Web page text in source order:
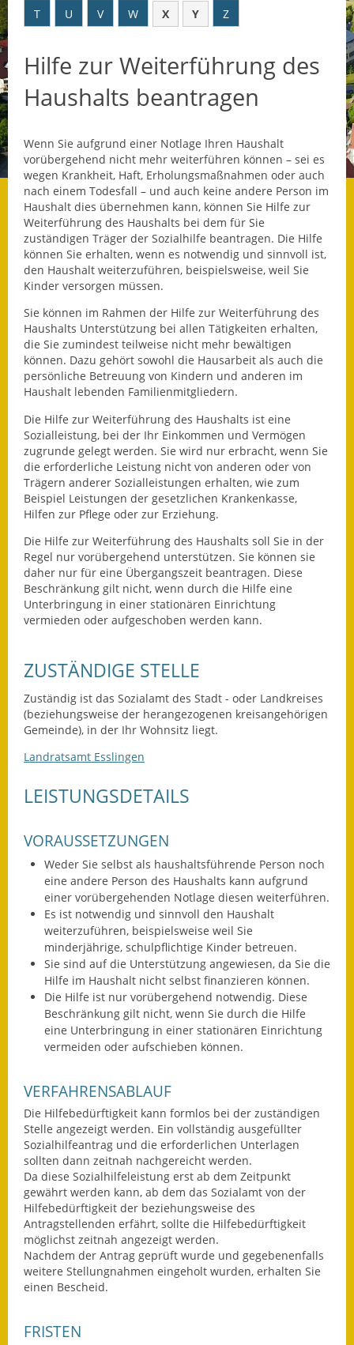
Datenschutz
Datenschutz im
Steueramt
Gebärdensprache
Geschichte und
Gegenwart
Was die Alten noch
wussten!
Wagner-Werkstatt
Lärmaktionsplan
Leichte Sprache
Infos in Leichter Sprache
Mitteilungsblatt
Nachhaltigkeitsbericht
Notfallplanung
Schadensmeldung
Straßenbau
Kreisstraße
Umleitungsplan
Ausweichfahrplan
Stellenausschreibungen
Rathaus
Bauhof Notzingen
Behördenadressen
Beratungsstellen im
Landkreis
Dienstleistungen
Formulare
Fundbehörde
Gemeinderat
Sitzungsberichte 2015
Sitzungsberichte 2016
Sitzungsberichte 2017
Sitzungsberichte 2018
T
U V W X Y Z
Hilfe zur Weiterführung des
Haushalts beantragen
Wenn Sie aufgrund einer Notlage Ihren Haushalt
vorübergehend nicht mehr weiterführen können – sei es
wegen Krankheit, Haft, Erholungsmaßnahmen oder auch
nach einem Todesfall – und auch keine andere Person im
Haushalt dies übernehmen kann, können Sie Hilfe zur
Weiterführung des Haushalts bei dem für Sie
zuständigen Träger der Sozialhilfe beantragen. Die Hilfe
können Sie erhalten, wenn es notwendig und sinnvoll ist,
den Haushalt weiterzuführen, beispielsweise, weil Sie
Kinder versorgen müssen.
Sie können im Rahmen der Hilfe zur Weiterführung des
Haushalts Unterstützung bei allen Tätigkeiten erhalten,
die Sie zumindest teilweise nicht mehr bewältigen
können. Dazu gehört sowohl die Hausarbeit als auch die
persönliche Betreuung von Kindern und anderen im
Haushalt lebenden Familienmitgliedern.
Die Hilfe zur Weiterführung des Haushalts ist eine
Sozialleistung, bei der Ihr Einkommen und Vermögen
zugrunde gelegt werden. Sie wird nur erbracht, wenn Sie
die erforderliche Leistung nicht von anderen oder von
Trägern anderer Sozialleistungen erhalten, wie zum
Beispiel Leistungen der gesetzlichen Krankenkasse,
Hilfen zur Pflege oder zur Erziehung.
Die Hilfe zur Weiterführung des Haushalts soll Sie in der
Regel nur vorübergehend unterstützen. Sie können sie
daher nur für eine Übergangszeit beantragen. Diese
Beschränkung gilt nicht, wenn durch die Hilfe eine
Unterbringung in einer stationären Einrichtung
vermieden oder aufgeschoben werden kann.
ZUSTÄNDIGE STELLE
Zuständig ist das Sozialamt des Stadt - oder Landkreises
(beziehungsweise der herangezogenen kreisangehörigen
Gemeinde), in der Ihr Wohnsitz liegt.
Landratsamt Esslingen
LEISTUNGSDETAILS
VORAUSSETZUNGEN
Weder Sie selbst als haushaltsführende Person noch
eine andere Person des Haushalts kann aufgrund
einer vorübergehenden Notlage diesen weiterführen.
Es ist notwendig und sinnvoll den Haushalt
weiterzuführen, beispielsweise weil Sie
minderjährige, schulpflichtige Kinder betreuen.
Sie sind auf die Unterstützung angewiesen, da Sie die
Hilfe im Haushalt nicht selbst finanzieren können.
Die Hilfe ist nur vorübergehend notwendig. Diese
Beschränkung gilt nicht, wenn Sie durch die Hilfe
eine Unterbringung in einer stationären Einrichtung
vermeiden oder aufschieben können.
VERFAHRENSABLAUF
Die Hilfebedürftigkeit kann formlos bei der zuständigen
Stelle angezeigt werden. Ein vollständig ausgefüllter
Sozialhilfeantrag und die erforderlichen Unterlagen
sollten dann zeitnah nachgereicht werden.
Da diese Sozialhilfeleistung erst ab dem Zeitpunkt
gewährt werden kann, ab dem das Sozialamt von der
Hilfebedürftigkeit der beziehungsweise des
Antragstellenden erfährt, sollte die Hilfebedürftigkeit
möglichst zeitnah angezeigt werden.
Nachdem der Antrag geprüft wurde und gegebenenfalls
weitere Stellungnahmen eingeholt wurden, erhalten Sie
einen Bescheid.
FRISTEN